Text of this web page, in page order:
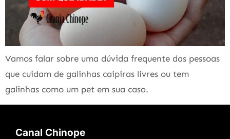
Vamos falar sobre uma dúvida frequente das pessoas
que cuidam de galinhas caipiras livres ou tem
galinhas como um pet em sua casa.
Canal Chinope